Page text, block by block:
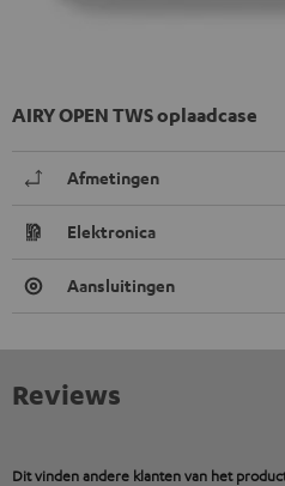
AIRY OPEN TWS oplaadcase
Afmetingen
Elektronica
Aansluitingen
Reviews
Dit vinden andere klanten van het